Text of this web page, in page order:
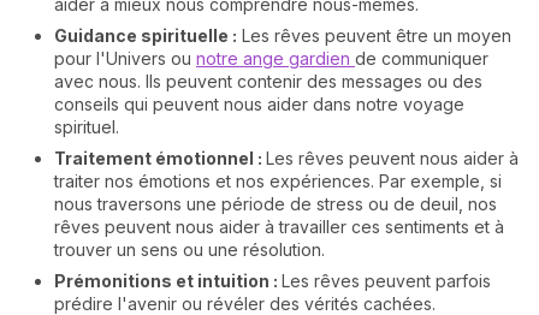
Guidance spirituelle : Les rêves peuvent être un moyen
pour l'Univers ou notre ange gardien de communiquer
avec nous. Ils peuvent contenir des messages ou des
conseils qui peuvent nous aider dans notre voyage
spirituel.
Traitement émotionnel : Les rêves peuvent nous aider à
traiter nos émotions et nos expériences. Par exemple, si
nous traversons une période de stress ou de deuil, nos
rêves peuvent nous aider à travailler ces sentiments et à
trouver un sens ou une résolution.
Prémonitions et intuition : Les rêves peuvent parfois
prédire l'avenir ou révéler des vérités cachées.